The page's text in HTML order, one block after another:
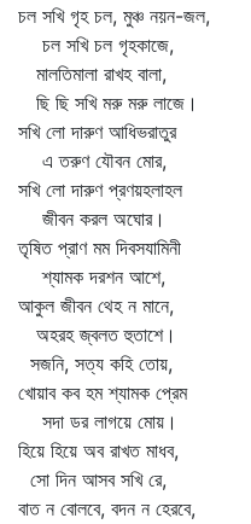
চল সখি গৃহ চল, মুঞ্চ নয়ন-জল,
চল সখি চল গৃহকাজে,
মালতিমালা রাখহ বালা,
ছি ছি সখি মরু মরু লাজে।
সখি লো দারুণ আধিভরাতুর
এ তরুণ যৌবন মোর,
সখি লো দারুণ প্রণয়হলাহল
জীবন করল অঘোর।
তৃষিত প্রাণ মম দিবসযামিনী
শ্যামক দরশন আশে,
আকুল জীবন থেহ ন মানে,
অহরহ জ্বলত হুতাশে।
সজনি, সত্য কহি তোয়,
খোয়াব কব হম শ্যামক প্রেম
সদা ডর লাগয়ে মোয়।
হিয়ে হিয়ে অব রাখত মাধব,
সো দিন আসব সখি রে,
বাত ন বোলবে, বদন ন হেরবে,